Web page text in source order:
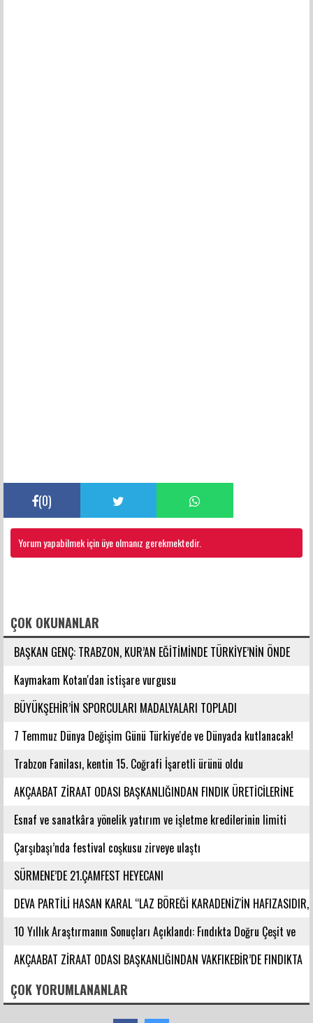
(0)
Yorum yapabilmek için üye olmanız gerekmektedir.
ÇOK OKUNANLAR
BAŞKAN GENÇ: TRABZON, KUR’AN EĞİTİMİNDE TÜRKİYE’NİN ÖNDE
GELEN ŞEHİRLERİNDENDİR
Kaymakam Kotan'dan istişare vurgusu
BÜYÜKŞEHİR’İN SPORCULARI MADALYALARI TOPLADI
7 Temmuz Dünya Değişim Günü Türkiye'de ve Dünyada kutlanacak!
Trabzon Fanilası, kentin 15. Coğrafi İşaretli ürünü oldu
AKÇAABAT ZİRAAT ODASI BAŞKANLIĞINDAN FINDIK ÜRETİCİLERİNE
AĞUSTOS AYI İÇİN UYARI!
Esnaf ve sanatkâra yönelik yatırım ve işletme kredilerinin limiti
artırıldı
Çarşıbaşı’nda festival coşkusu zirveye ulaştı
SÜRMENE’DE 21.ÇAMFEST HEYECANI
DEVA PARTİLİ HASAN KARAL “LAZ BÖREĞİ KARADENİZ'İN HAFIZASIDIR,
KİMLİĞİ DEĞİŞTİRİLEMEZ”
10 Yıllık Araştırmanın Sonuçları Açıklandı: Fındıkta Doğru Çeşit ve
Rakım Belirlendi
AKÇAABAT ZİRAAT ODASI BAŞKANLIĞINDAN VAKFIKEBİR’DE FINDIKTA
BAHÇE GÜNÜ ETKİNLİĞİNE KATILIM
ÇOK YORUMLANANLAR